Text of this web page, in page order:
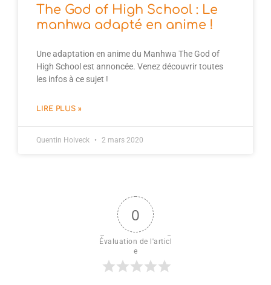
The God of High School : Le
manhwa adapté en anime !
Une adaptation en anime du Manhwa The God of
High School est annoncée. Venez découvrir toutes
les infos à ce sujet !
LIRE PLUS »
Quentin Holveck 2 mars 2020
0
Évaluation de l'articl
e